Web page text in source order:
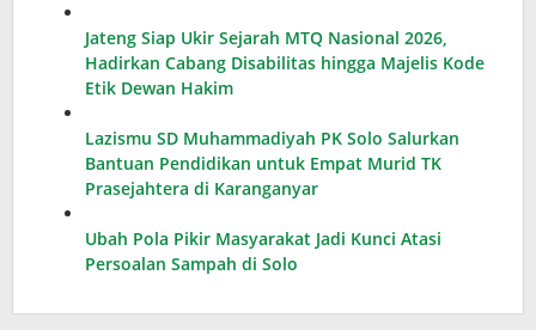
Jateng Siap Ukir Sejarah MTQ Nasional 2026,
Hadirkan Cabang Disabilitas hingga Majelis Kode
Etik Dewan Hakim
Lazismu SD Muhammadiyah PK Solo Salurkan
Bantuan Pendidikan untuk Empat Murid TK
Prasejahtera di Karanganyar
Ubah Pola Pikir Masyarakat Jadi Kunci Atasi
Persoalan Sampah di Solo